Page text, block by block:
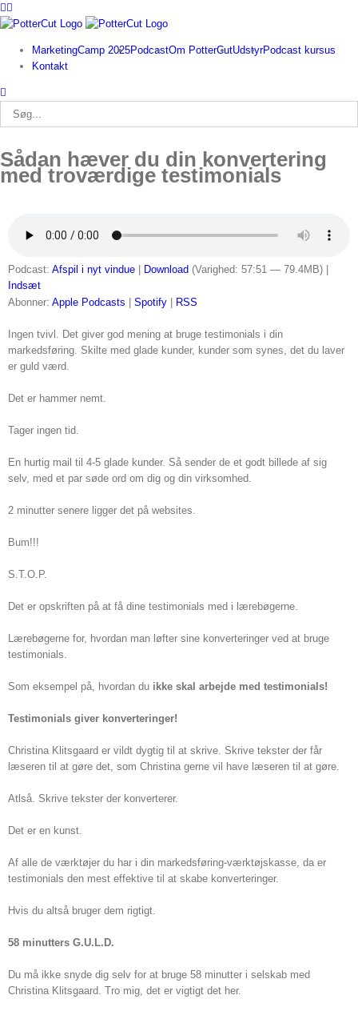
Skip
to
Facebook
MarketingCamp 2025PodcastOm PotterCutUdstyrPodcast kursus
Kontakt
Søg
efter:
Sådan hæver du din konvertering
med troværdige testimonials
Podcast: Afspil i nyt vindue Download (Varighed: 57:51 — 79.4MB) |
Indsæt
Abonner: Apple Podcasts Spotify RSS
Ingen tvivl. Det giver god mening at bruge testimonials i din
markedsføring. Skilte med glade kunder, kunder som synes, det du laver
er guld værd.
Det er hammer nemt.
Tager ingen tid.
En hurtig mail til 4-5 glade kunder. Så sender de et godt billede af sig
selv, med et par søde ord om dig og din virksomhed.
2 minutter senere ligger det på websites.
Bum!!!
S.T.O.P.
Det er opskriften på at få dine testimonials med i lærebøgerne.
Lærebøgerne for, hvordan man løfter sine konverteringer ved at bruge
testimonials.
Som eksempel på, hvordan du ikke skal arbejde med testimonials!
Testimonials giver konverteringer!
Christina Klitsgaard er vildt dygtig til at skrive. Skrive tekster der får
læseren til at gøre det, som Christina gerne vil have læseren til at gøre.
Atlså. Skrive tekster der konverterer.
Det er en kunst.
Af alle de værktøjer du har i din markedsføring-værktøjskasse, da er
testimonials den mest effektive til at skabe konverteringer.
Hvis du altså bruger dem rigtigt.
58 minutters G.U.L.D.
Du må ikke snyde dig selv for at bruge 58 minutter i selskab med
Christina Klitsgaard. Tro mig, det er vigtigt det her.